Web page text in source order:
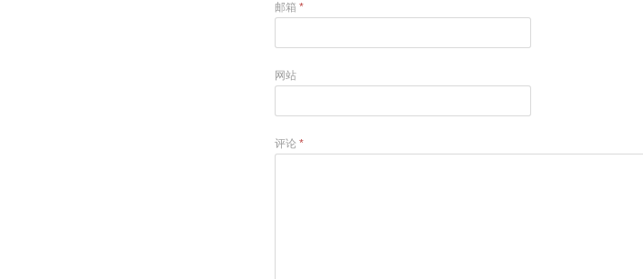
邮箱 *
网站
评论 *